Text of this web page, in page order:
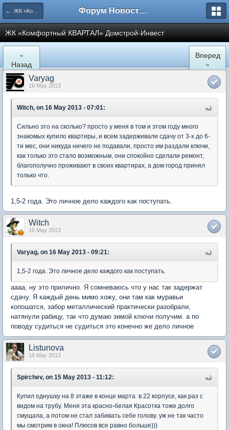
← ЖК «Комфортный КВАРТАЛ» Форум Новостройки
ЖК «Комфортный КВАРТАЛ» Домстрой-Инвест
«
Назад
Вперед
»
Varyag
16 May 2013
Witch, on 16 May 2013 - 07:01:
Сильно это на сколько? просто у меня в том и этом году много
знакомых купило квартиры, и всем задерживали сдачу от 3-х до 6-
ти мес, они никуда ничего не подавали, просто им раздали ключи,
как только это стало возможным, они спокойно сделали ремонт,
благополучно проживают в своих квартирах, а дом город принял
только что.
1,5-2 года. Это личное дело каждого как поступать.
Witch
16 May 2013
Varyag, on 16 May 2013 - 09:21:
1,5-2 года. Это личное дело каждого как поступать.
аааа, ну это прилично. Я сомневаюсь что у нас так задержат
сдачу. Я каждый день мимо хожу, они там как муравьи
копошатся, забор металлический практически разобрали,
натянули рабицу, так что думаю зимой ключи получим. а по
поводу судиться не судиться это конечно же дело личное
Listunova
16 May 2013
Spirchev, on 15 May 2013 - 11:12:
Купил однушку на 8 этаже в конце марта в 22 корпусе, как раз с
видом на трубу. Меня эта красно-белая Красотка тоже долго
смущала, а потом не стал забивать себе голову. уж не так часто
мы смотрим в окна! Плюсов все равно больше)))